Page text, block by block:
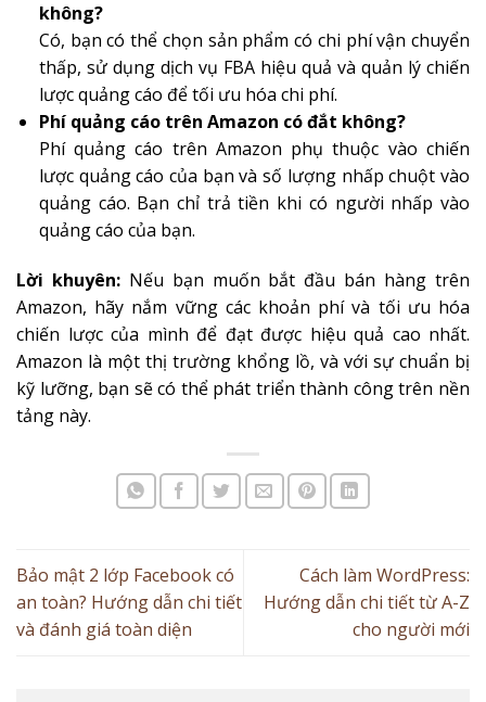
không?
Có, bạn có thể chọn sản phẩm có chi phí vận chuyển
thấp, sử dụng dịch vụ FBA hiệu quả và quản lý chiến
lược quảng cáo để tối ưu hóa chi phí.
Phí quảng cáo trên Amazon có đắt không?
Phí quảng cáo trên Amazon phụ thuộc vào chiến
lược quảng cáo của bạn và số lượng nhấp chuột vào
quảng cáo. Bạn chỉ trả tiền khi có người nhấp vào
quảng cáo của bạn.
Lời khuyên:Nếu bạn muốn bắt đầu bán hàng trên
Amazon, hãy nắm vững các khoản phí và tối ưu hóa
chiến lược của mình để đạt được hiệu quả cao nhất.
Amazon là một thị trường khổng lồ, và với sự chuẩn bị
kỹ lưỡng, bạn sẽ có thể phát triển thành công trên nền
tảng này.
Bảo mật 2 lớp Facebook có
an toàn? Hướng dẫn chi tiết
và đánh giá toàn diện
Cách làm WordPress:
Hướng dẫn chi tiết từ A-Z
cho người mới